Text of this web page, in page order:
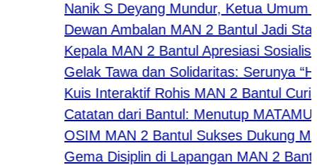
Nanik S Deyang Mundur, Ketua Umum
Dewan Ambalan MAN 2 Bantul Jadi Stan
Kepala MAN 2 Bantul Apresiasi
Gelak Tawa dan Solidaritas: Serunya
Kuis Interaktif Rohis MAN 2 Bantul Curi
Catatan dari Bantul: Menutup
OSIM MAN 2 Bantul Sukses Dukung
Gema Disiplin di Lapangan MAN 2